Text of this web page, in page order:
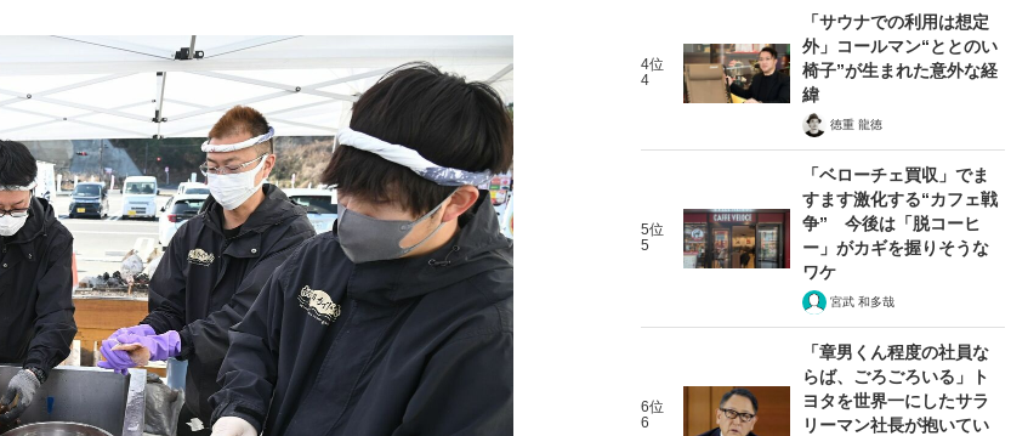
4位
4
「サウナでの利用は想定
外」コールマン“ととのい
椅子”が生まれた意外な経
緯
徳重 龍徳
5位
5
「ベローチェ買収」でま
すます激化する“カフェ戦
争” 今後は「脱コーヒ
ー」がカギを握りそうな
ワケ
宮武 和多哉
6位
6
「章男くん程度の社員な
らば、ごろごろいる」ト
ヨタを世界一にしたサラ
リーマン社長が抱いてい